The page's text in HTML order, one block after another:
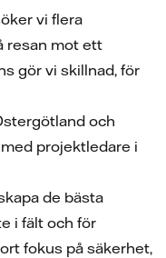
vi flera
resan mot ett
gör vi skillnad, för
och
projektledare i
de bästa
i fält och för
fokus på säkerhet,